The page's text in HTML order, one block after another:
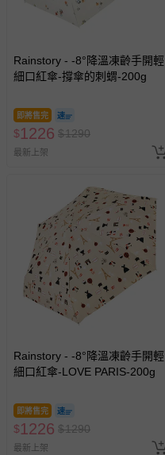
Rainstory - -8°降溫凍齡手開輕
細口紅傘-撐傘的刺蝟-200g
即將售完
$1226 $1290
最新上架
Rainstory - -8°降溫凍齡手開輕
細口紅傘-LOVE PARIS-200g
即將售完
$1226 $1290
最新上架